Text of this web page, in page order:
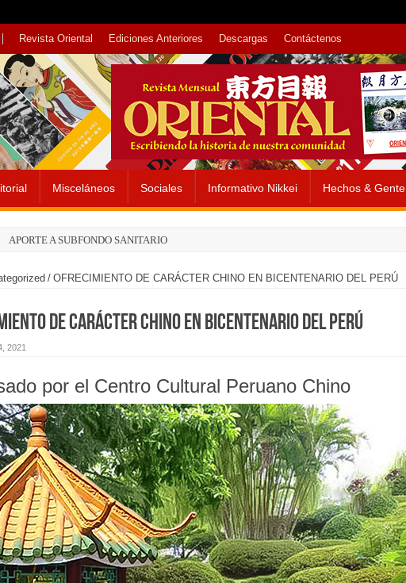
Revista Oriental Ediciones Anteriores Descargas Contáctenos
Misceláneos Sociales Informativo Nikkei Hechos & Gente
APORTE A SUBFONDO SANITARIO
/ OFRECIMIENTO DE CARÁCTER CHINO EN BICENTENARIO DEL PERÚ
DE CARÁCTER CHINO EN BICENTENARIO DEL PERÚ
2021
por el Centro Cultural Peruano Chino